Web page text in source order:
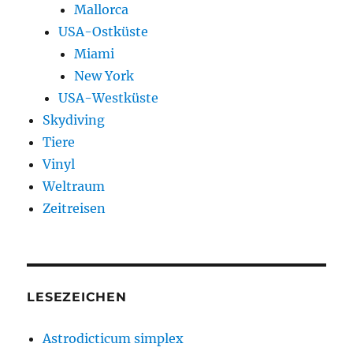
Mallorca
USA-Ostküste
Miami
New York
USA-Westküste
Skydiving
Tiere
Vinyl
Weltraum
Zeitreisen
LESEZEICHEN
Astrodicticum simplex